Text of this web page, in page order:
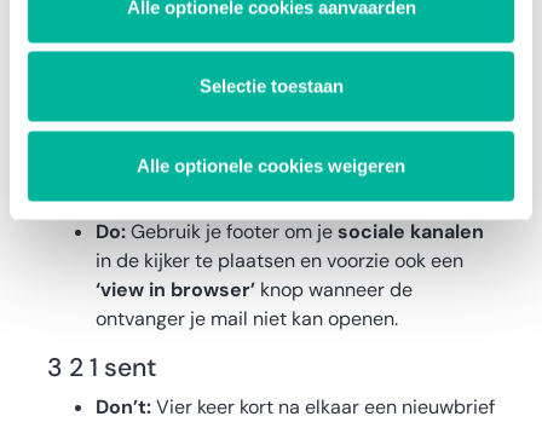
Alle optionele cookies aanvaarden
Selectie toestaan
Alle optionele cookies weigeren
versturen vancommerciële
boodschappen.
Do:Ook eenafmeldlink(unsubscribe knop)
voorkomt bovendien dat je abonnees je
nieuwsbrief als spam gaan markeren.
Do:Gebruik je footer om jesociale kanalen
in de kijker te plaatsen en voorzie ook een
‘view in browser’ knop wanneer de
ontvanger je mail niet kan openen.
3 2 1 sent
Don’t:Vier keer kort na elkaar een nieuwbrief